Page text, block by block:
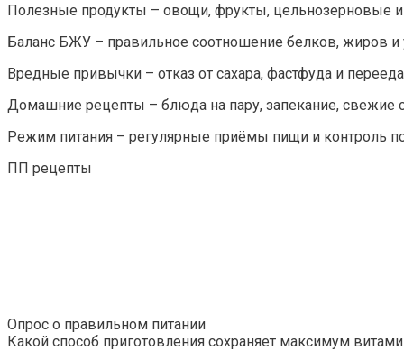
Полезные продукты – овощи, фрукты, цельнозерновые и
Баланс БЖУ – правильное соотношение белков, жиров и
Вредные привычки – отказ от сахара, фастфуда и
Домашние рецепты – блюда на пару, запекание, свежие
Режим питания – регулярные приёмы пищи и контроль
ПП рецепты
Опрос о правильном питании
Какой способ приготовления сохраняет максимум